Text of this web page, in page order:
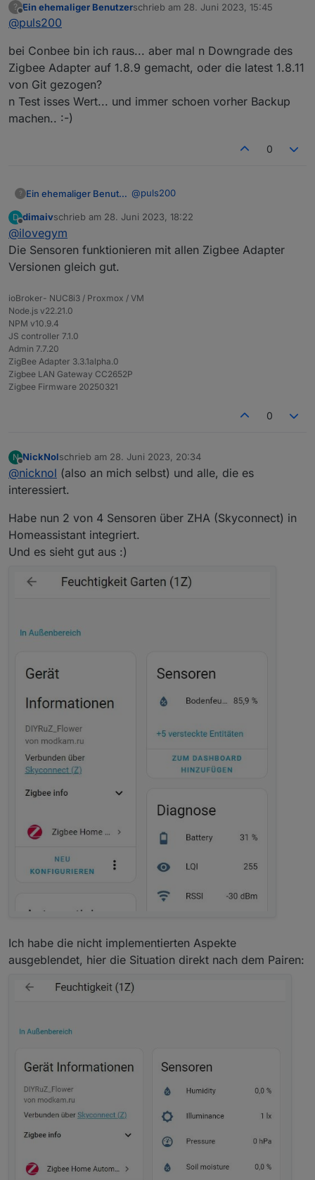
Ich habe alle 4x irgendwie pairen können, aber wie
Pairen (vor ca. 6h) auf dem Schreibtisch, daher kann
die Feuchtigkeit keine 100% betragen.
Hat jemand einen Rat?
Gruss
?
Offline
Ein ehemaliger Benutzerschrieb am 28. Juni 2023, 15:45
zuletzt editiert von
@puls200
bei Conbee bin ich raus... aber mal n Downgrade des
Zigbee Adapter auf 1.8.9 gemacht, oder die latest 1.8.11
von Git gezogen?
n Test isses Wert... und immer schoen vorher Backup
machen.. :-)
0
? Ein ehemaliger Benutzer @puls200
bei Conbee bin ich raus... aber mal n
1.8.9 gemacht, oder die latest 1.8.11
D
Offline
dimaivschrieb am 28. Juni 2023, 18:22
zuletzt editiert von
@ilovegym
Die Sensoren funktionieren mit allen Zigbee Adapter
Versionen gleich gut.
ioBroker- NUC8i3 / Proxmox / VM
Node.js v22.21.0
NPM v10.9.4
JS controller 7.1.0
Admin 7.7.20
ZigBee Adapter 3.3.1alpha.0
Zigbee LAN Gateway CC2652P
Zigbee Firmware 20250321
0
N
Offline
NickNolschrieb am 28. Juni 2023, 20:34
zuletzt editiert von
@nicknol (also an mich selbst) und alle, die es
interessiert.
Habe nun 2 von 4 Sensoren über ZHA (Skyconnect) in
Homeassistant integriert.
Und es sieht gut aus :)
Ich habe die nicht implementierten Aspekte
ausgeblendet, hier die Situation direkt nach dem Pairen: